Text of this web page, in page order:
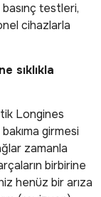
testleri,
cihazlarla
sıklıkla
Longines
girmesi
zamanla
birbirine
henüz bir arıza